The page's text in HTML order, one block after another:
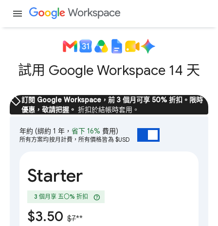
menu
試用 Google Workspace 14 天
sell訂閱 Google Workspace，前 3 個月可享 50% 折扣。限時
優惠，敬請把握。 折扣於結帳時套用。
年約 (綁約 1 年， 省下 16% 費用)
所有方案均按月計費，所有價格皆為 $USD
Starter
3 個月享 五〇% 折扣 help
$3.50 $7**